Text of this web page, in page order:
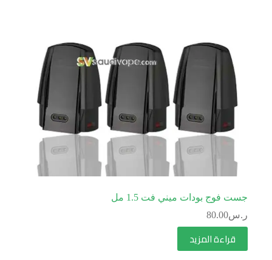
جست فوج بودات ميني فت 1.5 مل
ر.س80.00
قراءة المزيد